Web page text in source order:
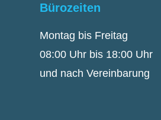
Bürozeiten
Montag bis Freitag
08:00 Uhr bis 18:00 Uhr
und nach Vereinbarung